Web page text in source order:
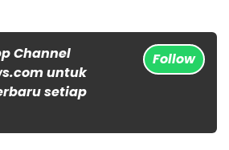
Channel
untuk
setiap
Follow